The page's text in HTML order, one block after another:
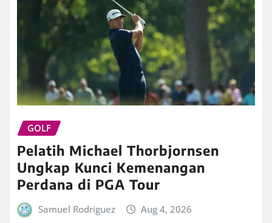
GOLF
Pelatih Michael Thorbjornsen
Ungkap Kunci Kemenangan
Perdana di PGA Tour
Samuel Rodriguez Aug 4, 2026